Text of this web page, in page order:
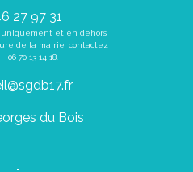
27 97 31
uniquement et en dehors
de la mairie, contactez
06 70 13 14 18
du Bois